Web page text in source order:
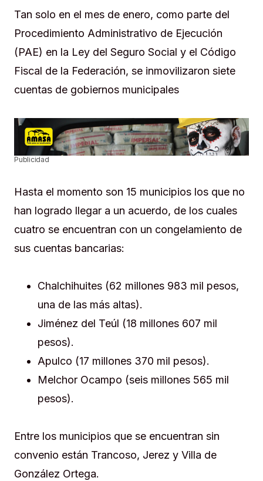
Tan solo en el mes de enero, como parte del
Procedimiento Administrativo de Ejecución
(PAE) en la Ley del Seguro Social y el Código
Fiscal de la Federación, se inmovilizaron siete
cuentas de gobiernos municipales
Publicidad
Hasta el momento son 15 municipios los que no
han logrado llegar a un acuerdo, de los cuales
cuatro se encuentran con un congelamiento de
sus cuentas bancarias:
Chalchihuites (62 millones 983 mil pesos,
una de las más altas).
Jiménez del Teúl (18 millones 607 mil
pesos).
Apulco (17 millones 370 mil pesos).
Melchor Ocampo (seis millones 565 mil
pesos).
Entre los municipios que se encuentran sin
convenio están Trancoso, Jerez y Villa de
González Ortega.